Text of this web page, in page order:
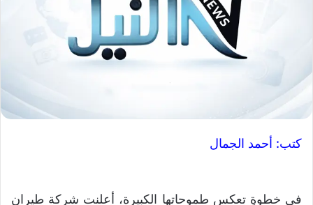
كتب: أحمد الجمال
في خطوةٍ تعكس طموحاتها الكبيرة، أعلنت شركة طيران